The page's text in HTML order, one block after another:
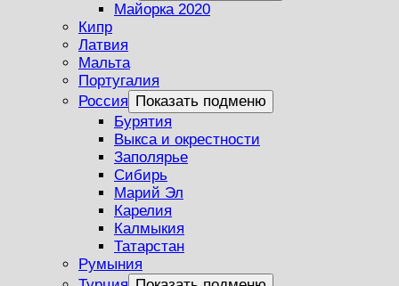
Майорка 2020
Кипр
Латвия
Мальта
Португалия
Россия Показать подменю
Бурятия
Выкса и окрестности
Заполярье
Сибирь
Марий Эл
Карелия
Калмыкия
Татарстан
Румыния